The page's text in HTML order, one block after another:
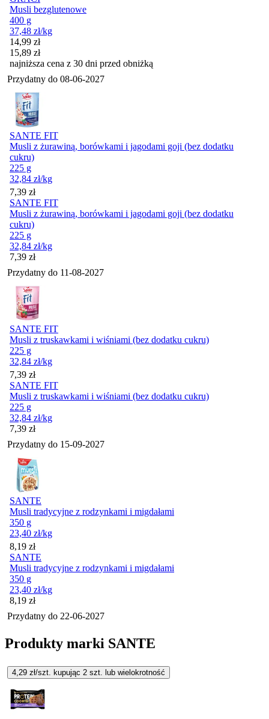
Musli bezglutenowe
400 g
37,48 zł/kg
Cena promocyjna
14,99 zł
15,89 zł
najniższa cena z 30 dni przed obniżką
Przydatny do 08-06-2027
SANTE FIT
Musli z żurawiną, borówkami i jagodami goji (bez dodatku
cukru)
225 g
32,84 zł/kg
Cena
7,39 zł
SANTE FIT
Musli z żurawiną, borówkami i jagodami goji (bez dodatku
cukru)
225 g
32,84 zł/kg
Cena
7,39 zł
Przydatny do 11-08-2027
SANTE FIT
Musli z truskawkami i wiśniami (bez dodatku cukru)
225 g
32,84 zł/kg
Cena
7,39 zł
SANTE FIT
Musli z truskawkami i wiśniami (bez dodatku cukru)
225 g
32,84 zł/kg
Cena
7,39 zł
Przydatny do 15-09-2027
SANTE
Musli tradycyjne z rodzynkami i migdałami
350 g
23,40 zł/kg
Cena
8,19 zł
SANTE
Musli tradycyjne z rodzynkami i migdałami
350 g
23,40 zł/kg
Cena
8,19 zł
Przydatny do 22-06-2027
Produkty marki SANTE
4,29 zł/szt. kupując 2 szt. lub wielokrotność